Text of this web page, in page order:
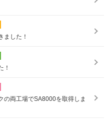
ました！
！
の両工場でSA8000を取得しま